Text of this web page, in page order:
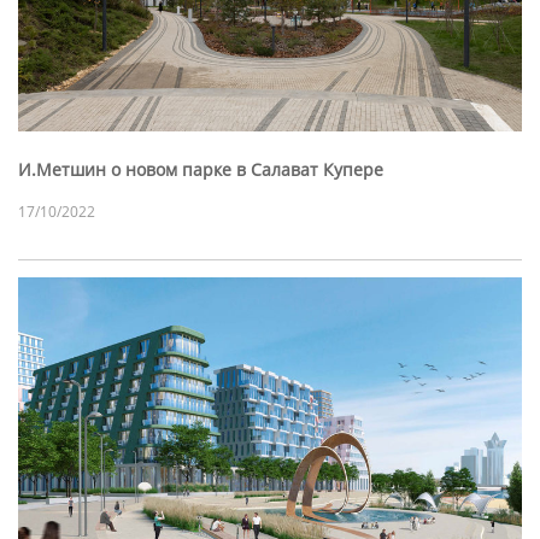
И.Метшин о новом парке в Салават Купере
17/10/2022